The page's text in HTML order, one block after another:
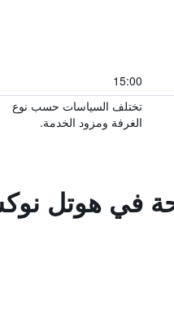
15:00
تختلف السياسات حسب نوع
الغرفة ومزود الخدمة.
في هوتل